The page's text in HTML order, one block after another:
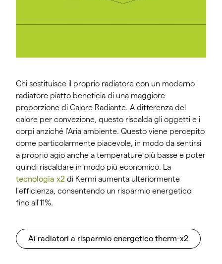
Chi sostituisce il proprio radiatore con un moderno
radiatore piatto beneficia di una maggiore
proporzione di Calore Radiante. A differenza del
calore per convezione, questo riscalda gli oggetti e i
corpi anziché l'Aria ambiente. Questo viene percepito
come particolarmente piacevole, in modo da sentirsi
a proprio agio anche a temperature più basse e poter
quindi riscaldare in modo più economico. La
tecnologia x2 di Kermi aumenta ulteriormente
l'efficienza, consentendo un risparmio energetico
fino all'11%.
Ai radiatori a risparmio energetico therm-x2